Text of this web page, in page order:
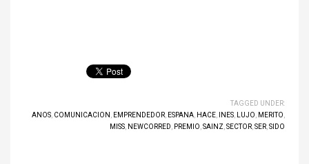
TAGGED UNDER:
ANOS COMUNICACION EMPRENDEDOR ESPANA HACE INES LUJO MERITO
MISS NEWCORRED PREMIO SAINZ SECTOR SER SIDO